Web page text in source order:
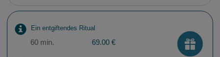
Ein entgiftendes Ritual
60 min. 69.00 €